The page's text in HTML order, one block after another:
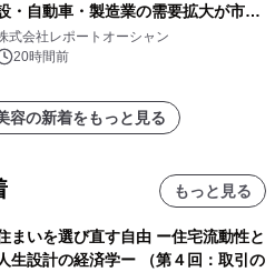
・自動車・製造業の需要拡大が市場
牽引
式会社レポートオーシャン
20時間前
容の新着をもっと見る
もっと見る
まいを選び直す自由 ー住宅流動性と
人生設計の経済学ー （第４回：取引の